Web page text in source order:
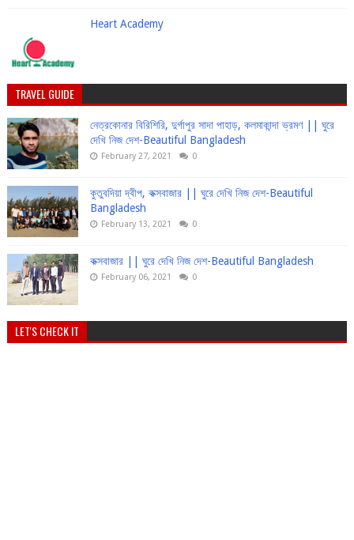
Heart Academy
TRAVEL GUIDE
নেত্রকোনার বিরিশিরি, দুর্গাপুর সাদা পাহাড়, কলমাকান্দা ভ্রমণ || ঘুরে
দেখি নিজ দেশ-Beautiful Bangladesh
February 27, 2021 0
কুতুবদিয়া দ্বীপ, কক্সবাজার || ঘুরে দেখি নিজ দেশ-Beautiful
Bangladesh
February 13, 2021 0
কক্সবাজার || ঘুরে দেখি নিজ দেশ-Beautiful Bangladesh
February 06, 2021 0
LET'S CHECK IT